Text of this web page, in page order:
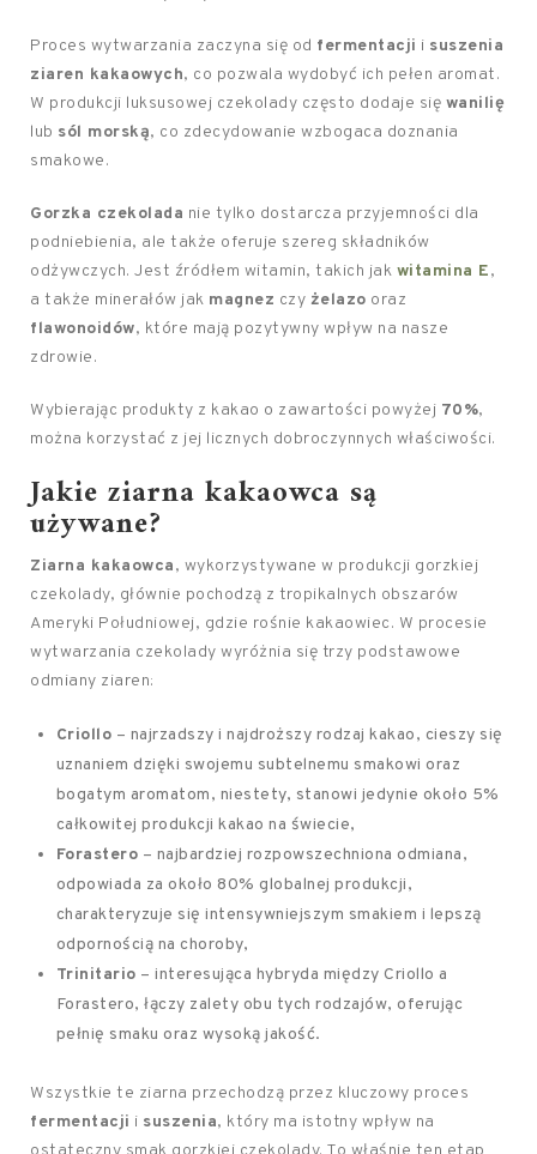
Proces wytwarzania zaczyna się od fermentacji i suszenia
ziaren kakaowych, co pozwala wydobyć ich pełen aromat.
W produkcji luksusowej czekolady często dodaje się wanilię
lub sól morską, co zdecydowanie wzbogaca doznania
smakowe.
Gorzka czekolada nie tylko dostarcza przyjemności dla
podniebienia, ale także oferuje szereg składników
odżywczych. Jest źródłem witamin, takich jak witamina E,
a także minerałów jak magnez czy żelazo oraz
flawonoidów, które mają pozytywny wpływ na nasze
zdrowie.
Wybierając produkty z kakao o zawartości powyżej 70%,
można korzystać z jej licznych dobroczynnych właściwości.
Jakie ziarna kakaowca są
używane?
Ziarna kakaowca, wykorzystywane w produkcji gorzkiej
czekolady, głównie pochodzą z tropikalnych obszarów
Ameryki Południowej, gdzie rośnie kakaowiec. W procesie
wytwarzania czekolady wyróżnia się trzy podstawowe
odmiany ziaren:
Criollo – najrzadszy i najdroższy rodzaj kakao, cieszy się
uznaniem dzięki swojemu subtelnemu smakowi oraz
bogatym aromatom, niestety, stanowi jedynie około 5%
całkowitej produkcji kakao na świecie,
Forastero – najbardziej rozpowszechniona odmiana,
odpowiada za około 80% globalnej produkcji,
charakteryzuje się intensywniejszym smakiem i lepszą
odpornością na choroby,
Trinitario – interesująca hybryda między Criollo a
Forastero, łączy zalety obu tych rodzajów, oferując
pełnię smaku oraz wysoką jakość.
Wszystkie te ziarna przechodzą przez kluczowy proces
fermentacji i suszenia, który ma istotny wpływ na